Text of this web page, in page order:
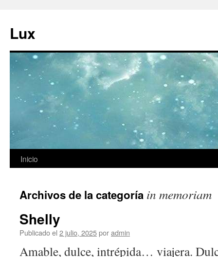
contenido
Lux
Inicio
Archivos de la categoría in memoriam
Shelly
Publicado el 2 julio, 2025poradmin
Amable, dulce, intrépida… viajera.